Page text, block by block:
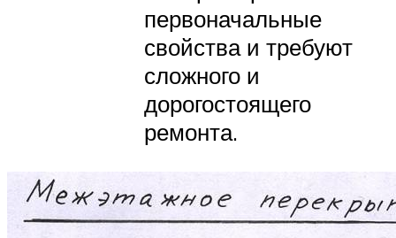
первоначальные
свойства и требуют
сложного и
дорогостоящего
ремонта.